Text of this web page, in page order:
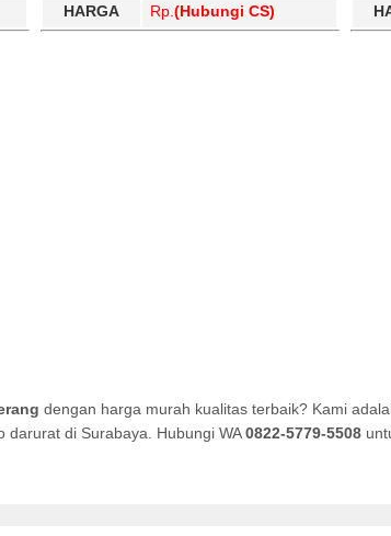
HARGA Rp. (Hubungi CS)
dengan harga murah kualitas terbaik? Kami
di Surabaya. Hubungi WA0822-5779-5508